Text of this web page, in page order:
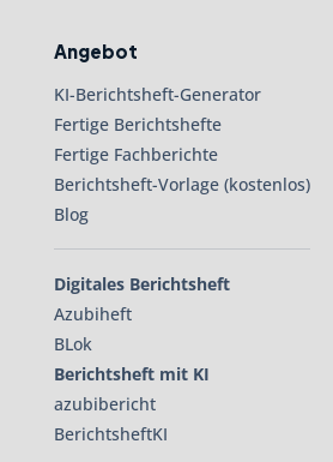
Angebot
KI-Berichtsheft-Generator
Fertige Berichtshefte
Fertige Fachberichte
Berichtsheft-Vorlage (kostenlos)
Blog
Digitales Berichtsheft
Azubiheft
BLok
Berichtsheft mit KI
azubibericht
BerichtsheftKI